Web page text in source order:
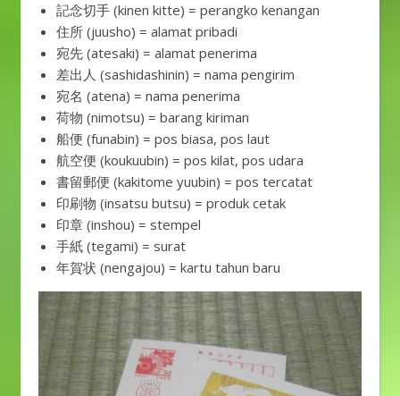
記念切手 (kinen kitte) = perangko kenangan
住所 (juusho) = alamat pribadi
宛先 (atesaki) = alamat penerima
差出人 (sashidashinin) = nama pengirim
宛名 (atena) = nama penerima
荷物 (nimotsu) = barang kiriman
船便 (funabin) = pos biasa, pos laut
航空便 (koukuubin) = pos kilat, pos udara
書留郵便 (kakitome yuubin) = pos tercatat
印刷物 (insatsu butsu) = produk cetak
印章 (inshou) = stempel
手紙 (tegami) = surat
年賀状 (nengajou) = kartu tahun baru